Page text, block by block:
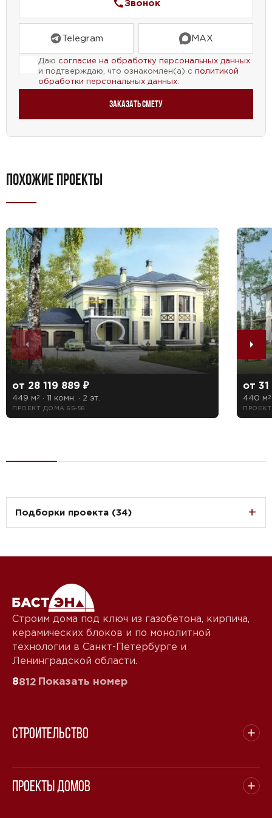
идеальный дом, отражающий ваш стиль и
предпочтения.
Доверьтесь нашему проекту дома №40-39 и
создайте свой идеальный уголок для счастливой
жизни!
Звонок
Telegram MAX
Даю согласие на обработку персональных данных
и подтверждаю, что ознакомлен(а) с политикой
обработки персональных данных
Заказать смету
ПОХОЖИЕ ПРОЕКТЫ
от 28 119 889 ₽
449 м 2 · 11 комн. · 2 эт.
ПРОЕКТ ДОМА 65-56
от
440 м 2
Подборки проекта (34)
Строим дома под ключ из газобетона, кирпича,
керамических блоков и по монолитной
технологии в Санкт-Петербурге и
Ленинградской области.
8812 Показать номер
Строительство
Проекты домов